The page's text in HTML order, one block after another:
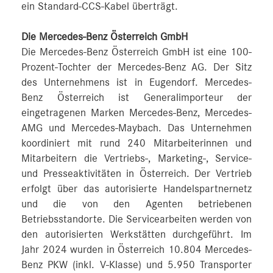
ein Standard-CCS-Kabel überträgt.
Die Mercedes-Benz Österreich GmbH
Die Mercedes-Benz Österreich GmbH ist eine 100-
Prozent-Tochter der Mercedes-Benz AG. Der Sitz
des Unternehmens ist in Eugendorf. Mercedes-
Benz Österreich ist Generalimporteur der
eingetragenen Marken Mercedes-Benz, Mercedes-
AMG und Mercedes-Maybach. Das Unternehmen
koordiniert mit rund 240 Mitarbeiterinnen und
Mitarbeitern die Vertriebs-, Marketing-, Service-
und Presseaktivitäten in Österreich. Der Vertrieb
erfolgt über das autorisierte Handelspartnernetz
und die von den Agenten betriebenen
Betriebsstandorte. Die Servicearbeiten werden von
den autorisierten Werkstätten durchgeführt. Im
Jahr 2024 wurden in Österreich 10.804 Mercedes-
Benz PKW (inkl. V-Klasse) und 5.950 Transporter